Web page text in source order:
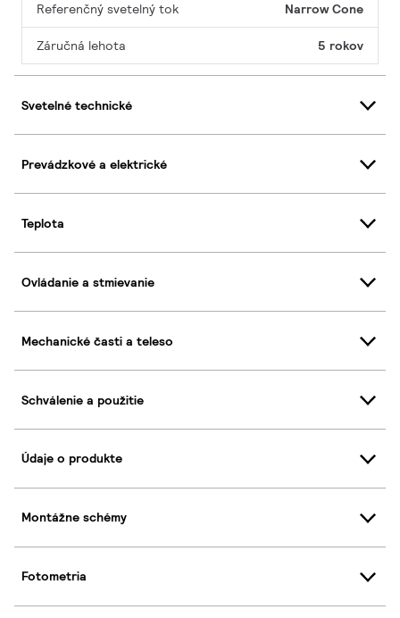
Referenčný svetelný tok Narrow Cone
Záručná lehota 5 rokov
Svetelné technické
Prevádzkové a elektrické
Teplota
Ovládanie a stmievanie
Mechanické časti a teleso
Schválenie a použitie
Údaje o produkte
Montážne schémy
Fotometria